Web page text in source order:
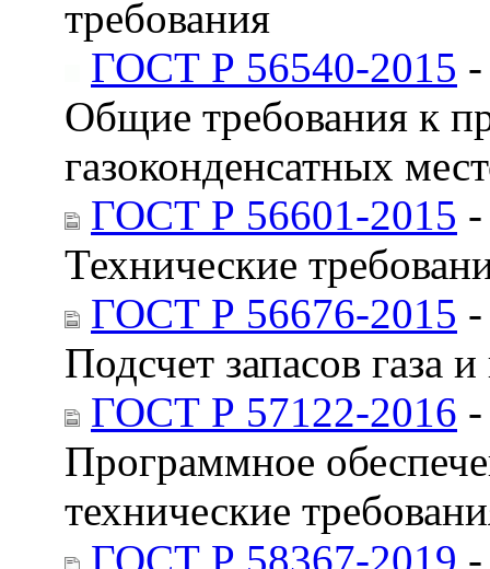
требования
ГОСТ Р 56540-2015
Общие требования к
газоконденсатных
ГОСТ Р 56601-2015
Технические
ГОСТ Р 56676-2015
Подсчет запасов газа
ГОСТ Р 57122-2016
Программное
технические
ГОСТ Р 58367-2019